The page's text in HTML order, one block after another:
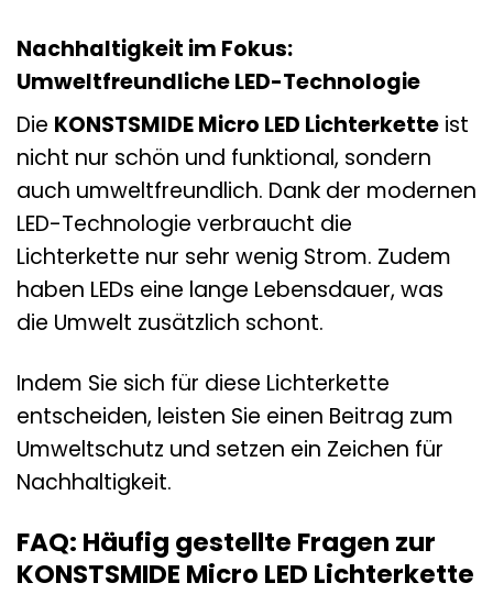
Nachhaltigkeit im Fokus:
Umweltfreundliche LED-Technologie
Die KONSTSMIDE Micro LED Lichterkette ist
nicht nur schön und funktional, sondern
auch umweltfreundlich. Dank der modernen
LED-Technologie verbraucht die
Lichterkette nur sehr wenig Strom. Zudem
haben LEDs eine lange Lebensdauer, was
die Umwelt zusätzlich schont.
Indem Sie sich für diese Lichterkette
entscheiden, leisten Sie einen Beitrag zum
Umweltschutz und setzen ein Zeichen für
Nachhaltigkeit.
FAQ: Häufig gestellte Fragen zur
KONSTSMIDE Micro LED Lichterkette